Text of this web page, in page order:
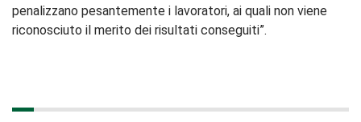
penalizzano pesantemente i lavoratori, ai quali non viene
riconosciuto il merito dei risultati conseguiti”.